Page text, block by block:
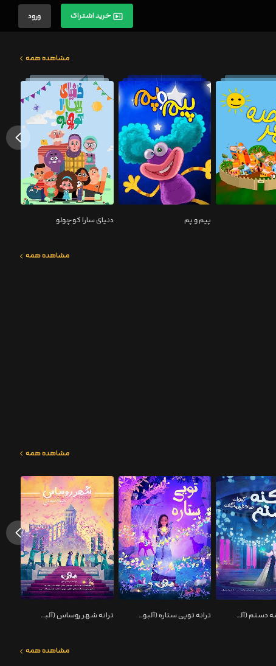
خرید اشتراک ورود
مشاهده همه
پیم و پم دنیای سارا کوچولو
مشاهده همه
مشاهده همه
ترانه بشکنه دستم (آلبوم موسیقی انیمیشن آرزو) ترانه تویی ستاره (آلبوم موسیقی انیمیشن آرزو) ترانه شهر روساس (آلبوم موسیقی انیمیشن آرزو)
مشاهده همه